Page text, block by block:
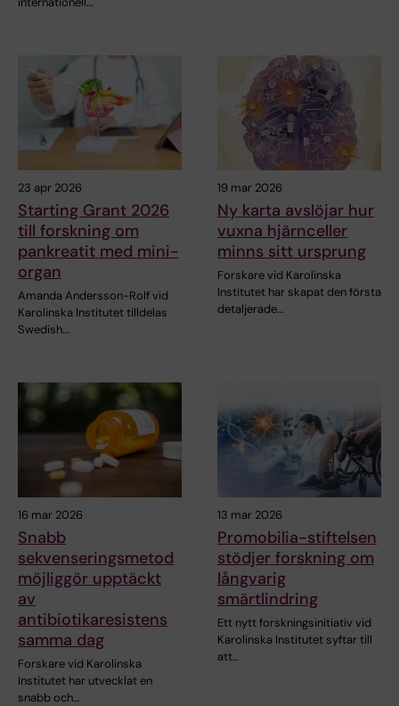
23 apr 2026
Starting Grant 2026
till forskning om
pankreatit med mini-
organ
Amanda Andersson-Rolf vid
Karolinska Institutet tilldelas
Swedish…
19 mar 2026
Ny karta avslöjar hur
vuxna hjärnceller
minns sitt ursprung
Forskare vid Karolinska
Institutet har skapat den första
detaljerade…
16 mar 2026
Snabb
sekvenseringsmetod
möjliggör upptäckt
av
antibiotikaresistens
samma dag
Forskare vid Karolinska
Institutet har utvecklat en
snabb och…
13 mar 2026
Promobilia-stiftelsen
stödjer forskning om
långvarig
smärtlindring
Ett nytt forskningsinitiativ vid
Karolinska Institutet syftar till
att…